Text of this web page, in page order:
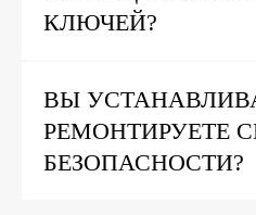
КЛЮЧЕЙ?
ВЫ
РЕМОНТИРУЕТЕ
БЕЗОПАСНОСТИ?